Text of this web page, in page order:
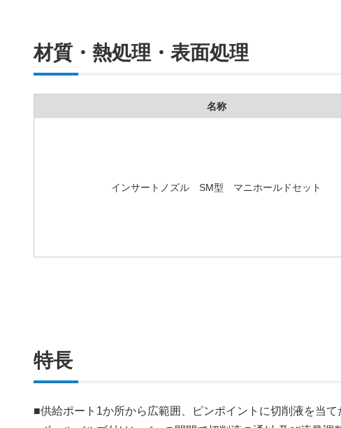
材質・熱処理・表面処理
名称
インサートノズル SM型 マニホールドセット
特長
■供給ポート1か所から広範囲、ピンポイントに切削液を当て